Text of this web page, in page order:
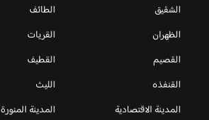
الشقيق
الطائف
الظهران
القريات
القصيم
القطيف
القنفذه
الليث
المدينة الاقتصادية
المدينة المنورة